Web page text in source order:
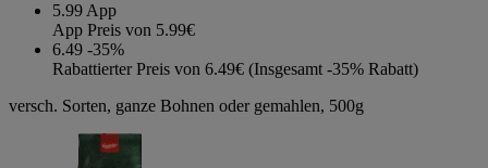
5.99 App
App Preis von 5.99€
6.49 -35%
Rabattierter Preis von 6.49€ (Insgesamt -35% Rabatt)
versch. Sorten, ganze Bohnen oder gemahlen, 500g